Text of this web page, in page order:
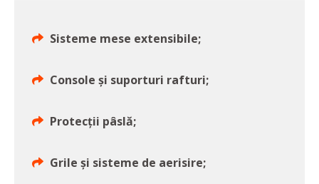
Sisteme mese extensibile;
Console și suporturi rafturi;
Protecții pâslă;
Grile și sisteme de aerisire;